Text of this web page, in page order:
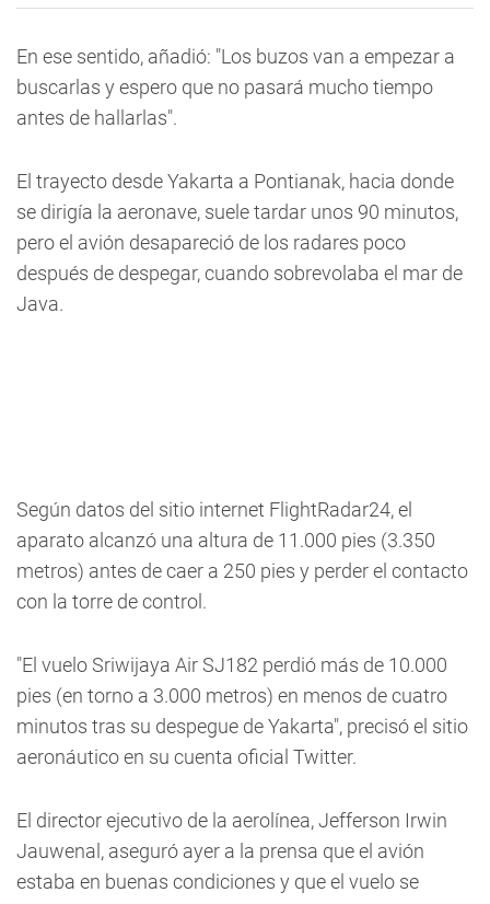
En ese sentido, añadió: "Los buzos van a empezar a
buscarlas y espero que no pasará mucho tiempo
antes de hallarlas".
El trayecto desde Yakarta a Pontianak, hacia donde
se dirigía la aeronave, suele tardar unos 90 minutos,
pero el avión desapareció de los radares poco
después de despegar, cuando sobrevolaba el mar de
Java.
Según datos del sitio internet FlightRadar24, el
aparato alcanzó una altura de 11.000 pies (3.350
metros) antes de caer a 250 pies y perder el contacto
con la torre de control.
"El vuelo Sriwijaya Air SJ182 perdió más de 10.000
pies (en torno a 3.000 metros) en menos de cuatro
minutos tras su despegue de Yakarta", precisó el sitio
aeronáutico en su cuenta oficial Twitter.
El director ejecutivo de la aerolínea, Jefferson Irwin
Jauwenal, aseguró ayer a la prensa que el avión
estaba en buenas condiciones y que el vuelo se